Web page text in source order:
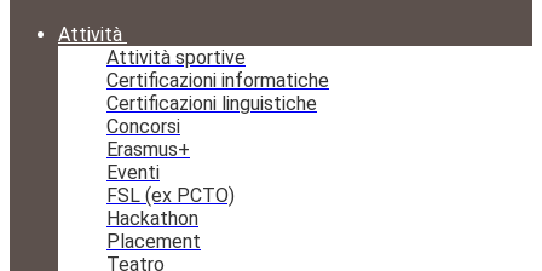
Attività
Attività sportive
Certificazioni informatiche
Certificazioni linguistiche
Concorsi
Erasmus+
Eventi
FSL (ex PCTO)
Hackathon
Placement
Teatro